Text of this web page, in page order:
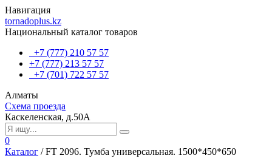
Навигация
tornadoplus.kz
Национальный каталог товаров
+7 (777) 210 57 57
+7 (777) 213 57 57
+7 (701) 722 57 57
Алматы
Схема проезда
Каскеленская, д.50А
0
Каталог /FT 2096. Тумба универсальная. 1500*450*650